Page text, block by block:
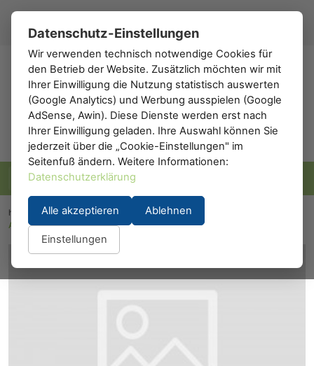
h0 .de
h0.eu Modelleisenbahn / Waggons / Personenwaggons
A.C.M.E. 52458: ACME 52458
Datenschutz-Einstellungen
Wir verwenden technisch notwendige Cookies für
den Betrieb der Website. Zusätzlich möchten wir mit
Ihrer Einwilligung die Nutzung statistisch auswerten
(Google Analytics) und Werbung ausspielen (Google
AdSense, Awin). Diese Dienste werden erst nach
Ihrer Einwilligung geladen. Ihre Auswahl können Sie
jederzeit über die „Cookie-Einstellungen" im
Seitenfuß ändern. Weitere Informationen:
Datenschutzerklärung
Alle akzeptieren Ablehnen
Einstellungen